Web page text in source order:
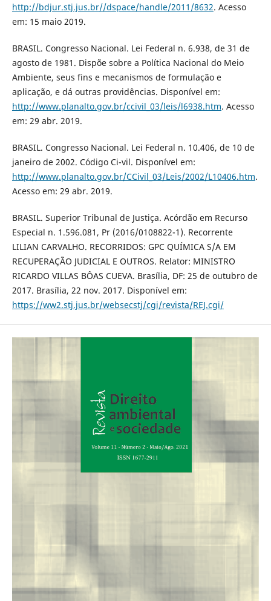
http://bdjur.stj.jus.br//dspace/handle/2011/8632. Acesso
em: 15 maio 2019.
BRASIL. Congresso Nacional. Lei Federal n. 6.938, de 31 de
agosto de 1981. Dispõe sobre a Política Nacional do Meio
Ambiente, seus fins e mecanismos de formulação e
aplicação, e dá outras providências. Disponível em:
http://www.planalto.gov.br/ccivil_03/leis/l6938.htm. Acesso
em: 29 abr. 2019.
BRASIL. Congresso Nacional. Lei Federal n. 10.406, de 10 de
janeiro de 2002. Código Ci-vil. Disponível em:
http://www.planalto.gov.br/CCivil_03/Leis/2002/L10406.htm.
Acesso em: 29 abr. 2019.
BRASIL. Superior Tribunal de Justiça. Acórdão em Recurso
Especial n. 1.596.081, Pr (2016/0108822-1). Recorrente
LILIAN CARVALHO. RECORRIDOS: GPC QUÍMICA S/A EM
RECUPERAÇÃO JUDICIAL E OUTROS. Relator: MINISTRO
RICARDO VILLAS BÔAS CUEVA. Brasília, DF: 25 de outubro de
2017. Brasília, 22 nov. 2017. Disponível em:
https://ww2.stj.jus.br/websecstj/cgi/revista/REJ.cgi/